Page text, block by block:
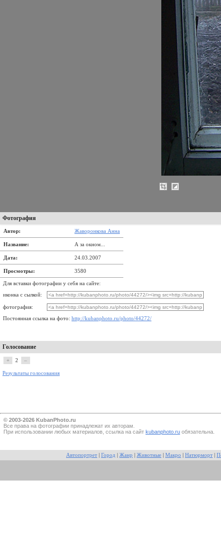
Фотография
Автор: Жаворонкова Анна
Название: А за окном...
Дата: 24.03.2007
Просмотры: 3580
Для вставки фотографии у себя на сайте:
иконка с сылкой:
фотография:
Постоянная ссылка на фото: http://kubanphoto.ru/photo/44272/
Голосование
+ 2 –
Результаты голосования
© 2003-2026 KubanPhoto.ru
Все прaва на фотографии принадлежат их авторам.
При использовании любых материалов, ссылка на сайт kubanphoto.ru обязательна.
Автопортрет Город Жанр Животные Макро Натюрморт